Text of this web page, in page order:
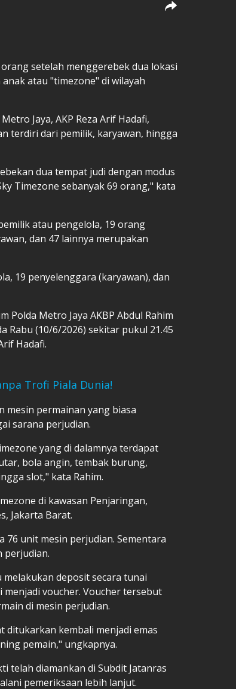
setelah menggerebek dua lokasi
atau "timezone" di wilayah
Jaya, AKP Reza Arif Hadafi,
terdiri dari pemilik, karyawan, hingga
dua tempat judi dengan modus
Timezone sebanyak 69 orang," kata
atau pengelola, 19 orang
dan 47 lainnya merupakan
19 penyelenggara (karyawan), dan
Polda Metro Jaya AKBP Abdul Rahim
Rabu (10/6/2026) sekitar pukul 21.45
Hadafi.
Trofi Piala Dunia!
mesin permainan yang biasa
sarana perjudian.
yang di dalamnya terdapat
bola angin, tembak burung,
slot," kata Rahim.
di kawasan Penjaringan,
Jakarta Barat.
76 unit mesin perjudian. Sementara
perjudian.
deposit secara tunai
voucher. Voucher tersebut
di mesin perjudian.
ditukarkan kembali menjadi emas
pemain," ungkapnya.
telah diamankan di Subdit Jatanras
pemeriksaan lebih lanjut.